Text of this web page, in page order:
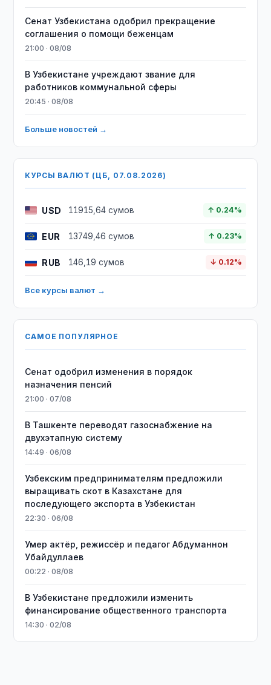
Сенат Узбекистана одобрил прекращение
соглашения о помощи беженцам
21:00 · 08/08
В Узбекистане учреждают звание для
работников коммунальной сферы
20:45 · 08/08
Больше новостей →
КУРСЫ ВАЛЮТ (ЦБ, 07.08.2026)
USD 11915,64 сумов ↑ 0.24%
EUR 13749,46 сумов ↑ 0.23%
RUB 146,19 сумов ↓ 0.12%
Все курсы валют →
САМОЕ ПОПУЛЯРНОЕ
Сенат одобрил изменения в порядок
назначения пенсий
21:00 · 07/08
В Ташкенте переводят газоснабжение на
двухэтапную систему
14:49 · 06/08
Узбекским предпринимателям предложили
выращивать скот в Казахстане для
последующего экспорта в Узбекистан
22:30 · 06/08
Умер актёр, режиссёр и педагог Абдуманнон
Убайдуллаев
00:22 · 08/08
В Узбекистане предложили изменить
финансирование общественного транспорта
14:30 · 02/08